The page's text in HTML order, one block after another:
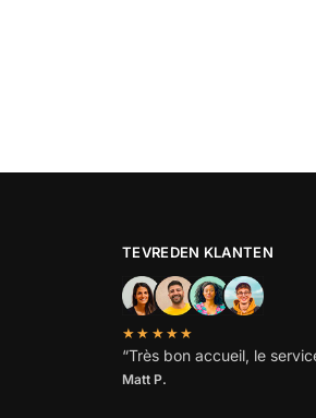
TEVREDEN KLANTEN
★★★★★
“Très bon accueil, le
Matt P.